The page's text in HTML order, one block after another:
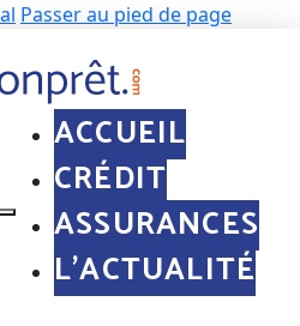
Passer au pied de page
ACCUEIL
CRÉDIT
ASSURANCES
L’ACTUALITÉ